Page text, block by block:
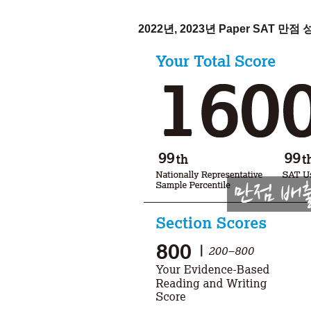
2022년, 2023년 Paper SAT 만점